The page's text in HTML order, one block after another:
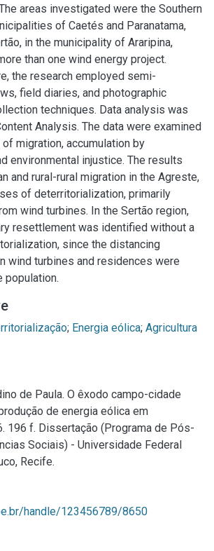
areas investigated were the Southern
of Caetés and Paranatama,
in the municipality of Araripina,
than one wind energy project.
the research employed semi-
field diaries, and photographic
techniques. Data analysis was
Analysis. The data were examined
migration, accumulation by
environmental injustice. The results
and rural-rural migration in the Agreste,
of deterritorialization, primarily
wind turbines. In the Sertão region,
resettlement was identified without a
since the distancing
wind turbines and residences were
population.
; Energia eólica; Agricultura
de Paula. O êxodo campo-cidade
de energia eólica em
196 f. Dissertação (Programa de Pós-
Sociais) - Universidade Federal
Recife.
handle/123456789/8650